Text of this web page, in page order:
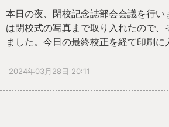
本日の夜、閉校記念誌部会会議を行い
は閉校式の写真まで取り入れたので、
ました。今日の最終校正を経て印刷
布させていただきます。完成までも
2024年03月28日 20:11